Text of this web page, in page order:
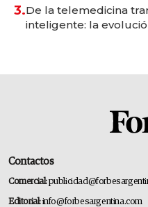
3.De la telemedicina
inteligente: la
Contactos
Comercial:
Editorial:info@forbesargentina.com